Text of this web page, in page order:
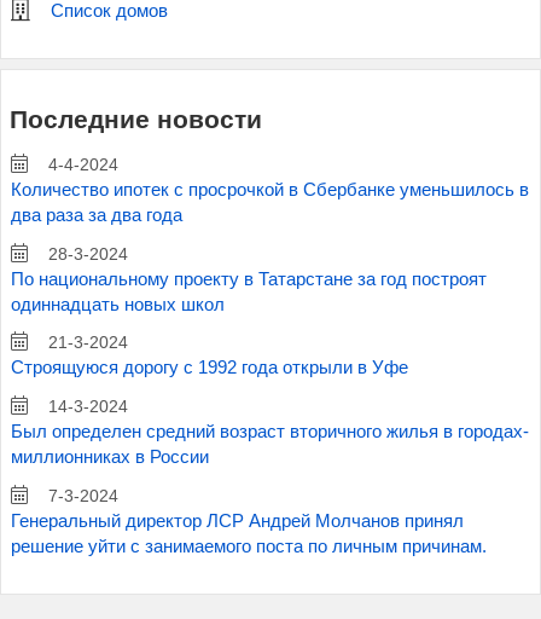
Список домов
Последние новости
4-4-2024
Количество ипотек с просрочкой в Сбербанке уменьшилось в
два раза за два года
28-3-2024
По национальному проекту в Татарстане за год построят
одиннадцать новых школ
21-3-2024
Строящуюся дорогу с 1992 года открыли в Уфе
14-3-2024
Был определен средний возраст вторичного жилья в городах-
миллионниках в России
7-3-2024
Генеральный директор ЛСР Андрей Молчанов принял
решение уйти с занимаемого поста по личным причинам.